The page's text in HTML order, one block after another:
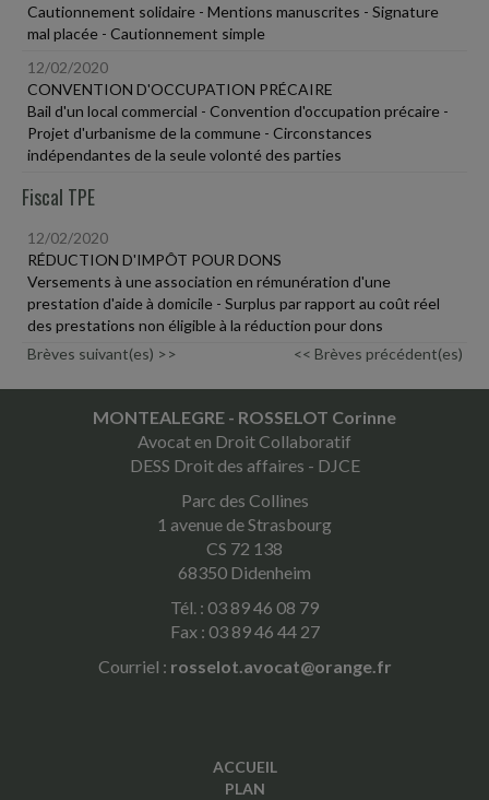
Cautionnement solidaire - Mentions manuscrites - Signature
mal placée - Cautionnement simple
12/02/2020
CONVENTION D'OCCUPATION PRÉCAIRE
Bail d'un local commercial - Convention d'occupation précaire -
Projet d'urbanisme de la commune - Circonstances
indépendantes de la seule volonté des parties
Fiscal TPE
12/02/2020
RÉDUCTION D'IMPÔT POUR DONS
Versements à une association en rémunération d'une
prestation d'aide à domicile - Surplus par rapport au coût réel
des prestations non éligible à la réduction pour dons
Brèves suivant(es) >>
<< Brèves précédent(es)
MONTEALEGRE - ROSSELOT Corinne
Avocat en Droit Collaboratif
DESS Droit des affaires - DJCE
Parc des Collines
1 avenue de Strasbourg
CS 72 138
68350 Didenheim
Tél. : 03 89 46 08 79
Fax : 03 89 46 44 27
Courriel : rosselot.avocat@orange.fr
ACCUEIL
PLAN